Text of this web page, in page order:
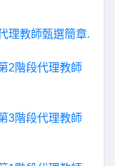
理教師甄選簡章.
2階段代理教師
3階段代理教師